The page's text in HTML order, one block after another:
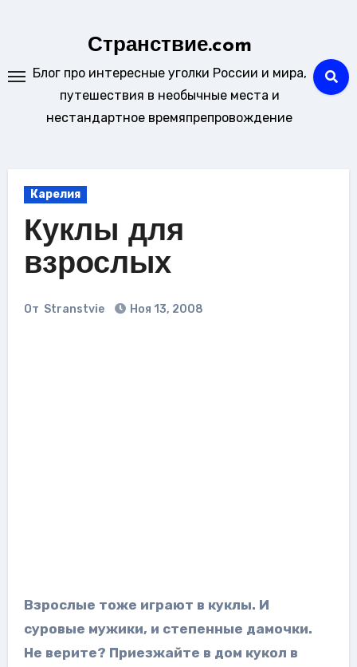
Странствие.com
Блог про интересные уголки России и мира,
путешествия в необычные места и
нестандартное времяпрепровождение
Карелия
Куклы для
взрослых
От Stranstvie Ноя 13, 2008
Взрослые тоже играют в куклы. И
суровые мужики, и степенные дамочки.
Не верите? Приезжайте в дом кукол в